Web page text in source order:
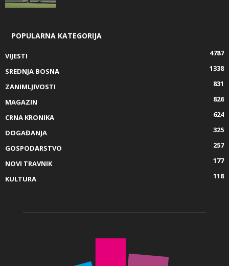
POPULARNA KATEGORIJA
VIJESTI
4787
SREDNJA BOSNA
1338
ZANIMLJIVOSTI
831
MAGAZIN
826
CRNA KRONIKA
624
DOGAĐANJA
325
GOSPODARSTVO
257
NOVI TRAVNIK
177
KULTURA
118